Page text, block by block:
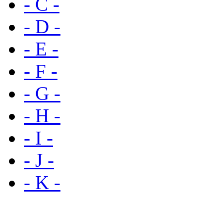
- D -
- E -
- F -
- G -
- H -
- I -
- J -
- K -